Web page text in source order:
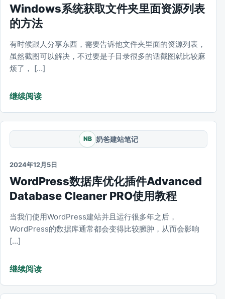
Windows系统获取文件夹里面资源列表
的方法
有时候跟人分享东西，需要告诉他文件夹里面的资源列表，
虽然截图可以解决，不过要是子目录很多的话截图就比较麻
烦了， […]
继续阅读
NB 奶爸建站笔记
2024年12月5日
WordPress数据库优化插件Advanced
Database Cleaner PRO使用教程
当我们使用WordPress建站并且运行很多年之后，
WordPress的数据库通常都会变得比较臃肿，从而会影响
[…]
继续阅读